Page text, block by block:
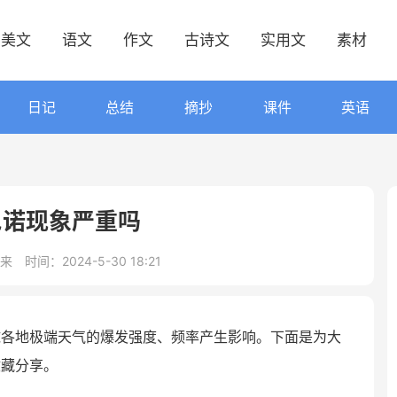
美文 语文 作文 古诗文 实用文 素材
日记 总结 摘抄 课件 英语
现象严重吗
时间：2024-5-30 18:21
地极端天气的爆发强度、频率产生影响。下面是为大
分享。